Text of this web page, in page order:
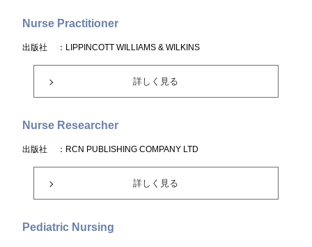
Nurse Practitioner
出版社 ：LIPPINCOTT WILLIAMS & WILKINS
詳しく見る
Nurse Researcher
出版社 ：RCN PUBLISHING COMPANY LTD
詳しく見る
Pediatric Nursing